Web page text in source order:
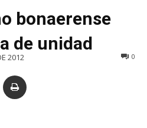
bonaerense
de unidad
2012 0